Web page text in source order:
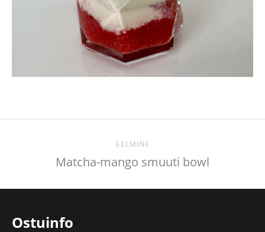
EELMINE
Matcha-mango smuuti bowl
Ostuinfo